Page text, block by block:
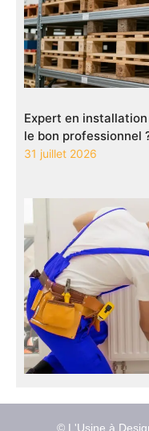
Expert en
le bon professionnel
31 juillet 2026
© L'Usine à